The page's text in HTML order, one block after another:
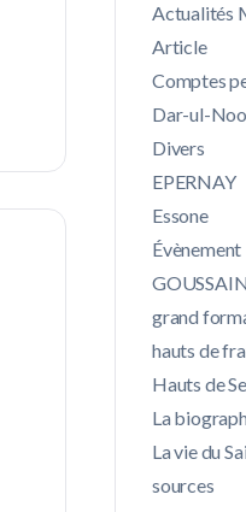
Actualités
Article
Comptes
Dar-ul-
Divers
EPERNAY
Essone
Évènement
grand
hauts de
Hauts de
La
La vie du
sources